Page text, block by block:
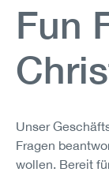
Fun
Unser
Fragen
wollen. Bereit